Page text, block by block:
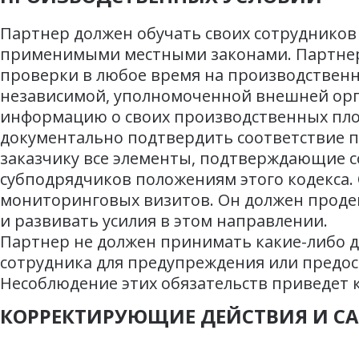
Партнер должен обучать своих
применимыми местными законами.
проверки в любое время на
независимой, уполномоченной внешней
информацию о своих производственных
документально подтвердить
заказчику все элементы, подтверждающие
субподрядчиков положениям этого
мониторинговых визитов. Он должен
и развивать усилия в этом направлении.
Партнер не должен принимать какие-
сотрудника для предупреждения или
Несоблюдение этих обязательств
КОРРЕКТИРУЮЩИЕ ДЕЙСТВИЯ И